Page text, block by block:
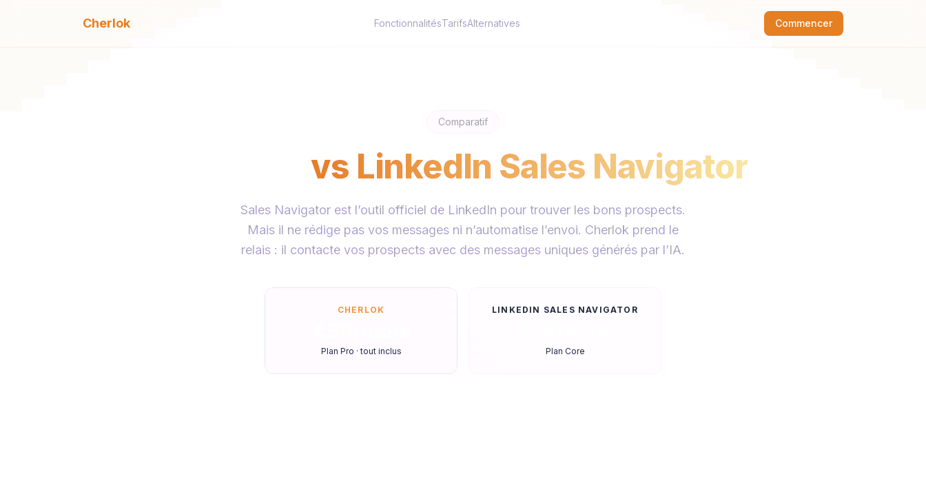
Cherlok FonctionnalitésTarifsAlternatives Commencer
Comparatif
vs LinkedIn Sales Navigator
Sales Navigator est l’outil officiel de LinkedIn pour trouver les bons prospects.
Mais il ne rédige pas vos messages ni n’automatise l’envoi. Cherlok prend le
relais : il contacte vos prospects avec des messages uniques générés par l’IA.
CHERLOK
Plan Pro · tout inclus
LINKEDIN SALES NAVIGATOR
Plan Core